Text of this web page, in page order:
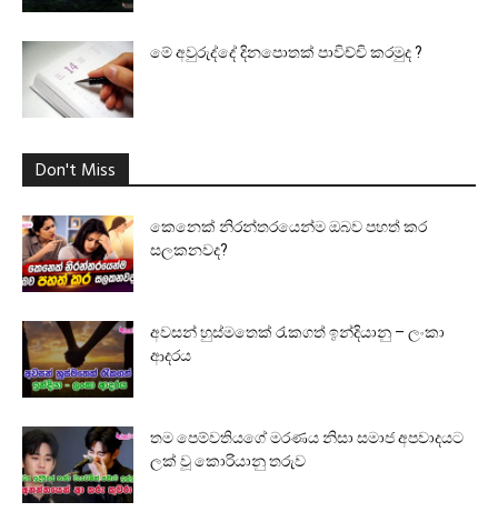
මේ අවුරුද්දේ දිනපොතක් පාවිච්චි කරමුද ?
Don't Miss
කෙනෙක් නිරන්තරයෙන්ම ඔබව පහත් කර
සලකනවද?
අවසන් හුස්මතෙක් රැකගත් ඉන්දියානු – ලංකා
ආදරය
තම පෙම්වතියගේ මරණය නිසා සමාජ අපවාදයට
ලක් වූ කොරියානු තරුව